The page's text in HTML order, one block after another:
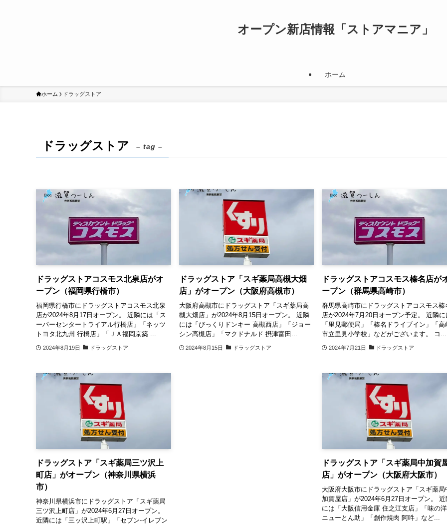
オープン新店情報「ストアマニア」
ホーム
ホーム ドラッグストア
ドラッグストア – tag –
ドラッグストアコスモス北泉店がオ
ープン（福岡県行橋市）
福岡県行橋市にドラッグストアコスモス北泉
店が2024年8月17日オープン。 近隣には「ス
ーパーセンタートライアル行橋店」「ネッツ
トヨタ北九州 行橋店」「ＪＡ福岡京築 ...
2024年8月19日 ドラッグストア
ドラッグストア「スギ薬局高槻大畑
店」がオープン（大阪府高槻市）
大阪府高槻市にドラッグストア「スギ薬局高
槻大畑店」が2024年8月15日オープン。 近隣
には「びっくりドンキー 高槻西店」「ジョー
シン高槻店」「マクドナルド 摂津富田...
2024年8月15日 ドラッグストア
ドラッグストアコスモス榛名店が
ープン（群馬県高崎市）
群馬県高崎市にドラッグストアコスモス榛
店が2024年7月20日オープン予定。 近隣に
「里見郵便局」「榛名ドライブイン」「高
市立里見小学校」などがございます。 コ...
2024年7月21日 ドラッグストア
ドラッグストア「スギ薬局三ツ沢上
町店」がオープン（神奈川県横浜
市）
神奈川県横浜市にドラッグストア「スギ薬局
三ツ沢上町店」が2024年6月27日オープン。
近隣には「三ッ沢上町駅」「セブン-イレブン
ドラッグストア「スギ薬局中加賀
店」がオープン（大阪府大阪市）
大阪府大阪市にドラッグストア「スギ薬局
加賀屋店」が2024年6月27日オープン。 近
には「大阪信用金庫 住之江支店」「味の
ニューとん助」「創作焼肉 阿吽」など...